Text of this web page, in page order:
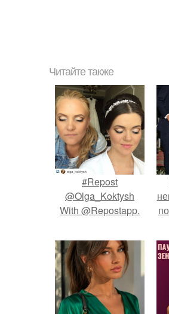
Читайте также
#Repost
@Olga_Koktysh
With @Repostapp.